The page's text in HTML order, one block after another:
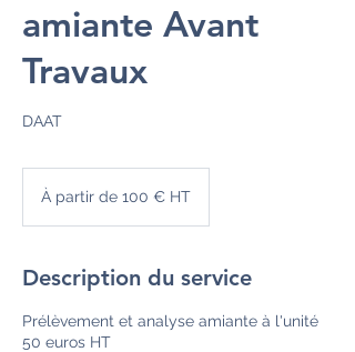
amiante Avant
Travaux
DAAT
partir
€
À partir de 100 € HT
Description du service
Prélèvement et analyse amiante à l'unité
50 euros HT